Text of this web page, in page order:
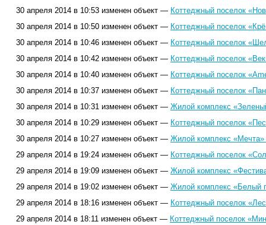
30 апреля 2014 в 10:53 изменен объект — Коттеджный поселок
30 апреля 2014 в 10:50 изменен объект — Коттеджный поселок
30 апреля 2014 в 10:46 изменен объект — Коттеджный поселок
30 апреля 2014 в 10:42 изменен объект — Коттеджный поселок
30 апреля 2014 в 10:40 изменен объект — Коттеджный поселок
30 апреля 2014 в 10:37 изменен объект — Коттеджный поселок
30 апреля 2014 в 10:31 изменен объект — Жилой комплекс
30 апреля 2014 в 10:29 изменен объект — Коттеджный поселок
30 апреля 2014 в 10:27 изменен объект — Жилой комплекс
29 апреля 2014 в 19:24 изменен объект — Коттеджный поселок
29 апреля 2014 в 19:09 изменен объект — Жилой комплекс
29 апреля 2014 в 19:02 изменен объект — Жилой комплекс «Белый
29 апреля 2014 в 18:16 изменен объект — Коттеджный поселок
29 апреля 2014 в 18:11 изменен объект — Коттеджный поселок